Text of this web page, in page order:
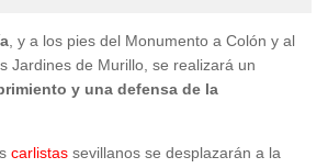
, y a los pies del Monumento a Colón y al
Jardines de Murillo, se realizará un
y una defensa de la
carlistas sevillanos se desplazarán a la